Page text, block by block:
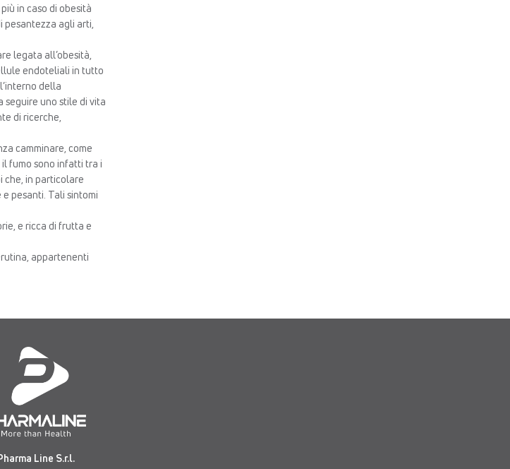
in caso di obesità
agli arti,
legata all’obesità,
endoteliali in tutto
della
seguire uno stile di vita
di ricerche,
camminare, come
fumo sono infatti tra i
che, in particolare
pesanti. Tali sintomi
e ricca di frutta e
appartenenti
Line S.r.l.